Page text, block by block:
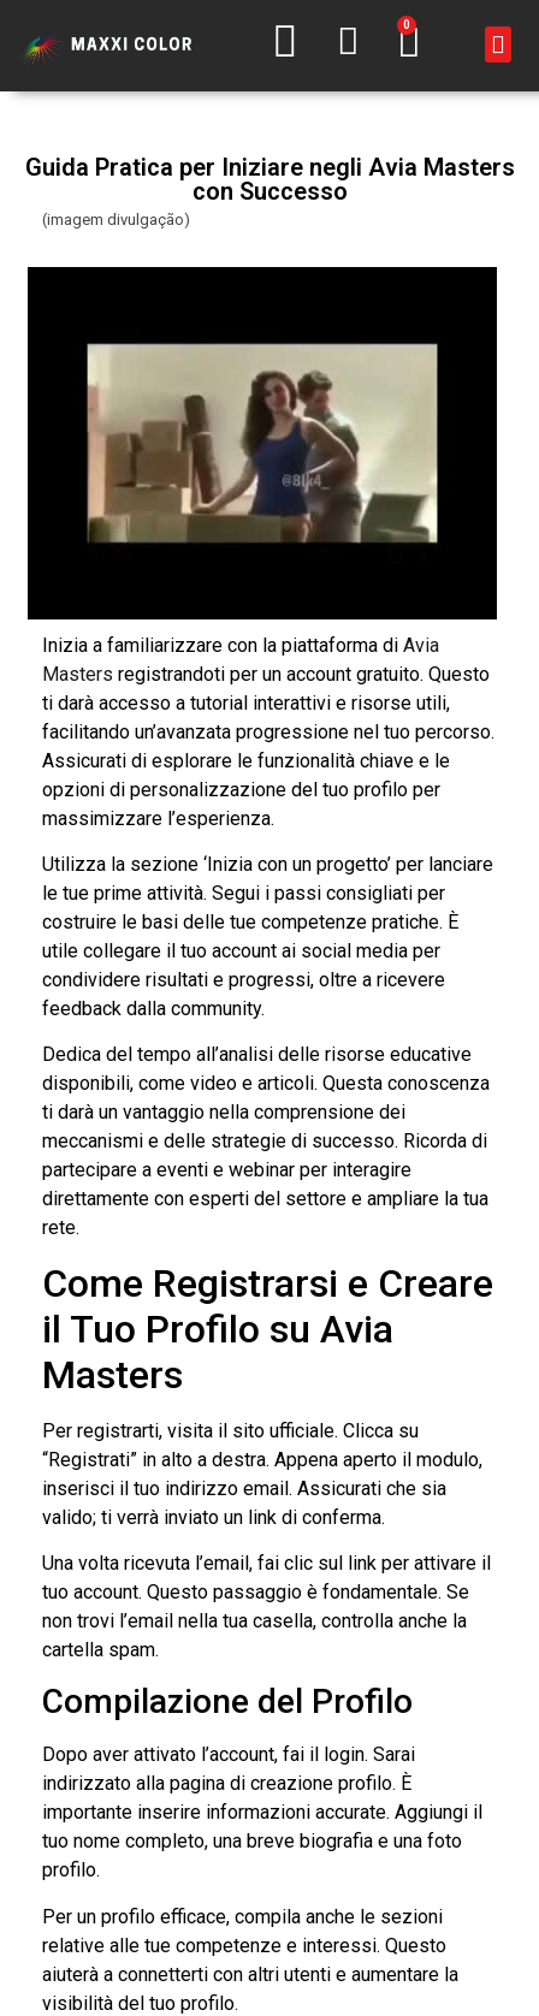
0
Guida Pratica per Iniziare negli Avia Masters
con Successo
(imagem divulgação)
Inizia a familiarizzare con la piattaforma di Avia
Masters registrandoti per un account gratuito. Questo
ti darà accesso a tutorial interattivi e risorse utili,
facilitando un’avanzata progressione nel tuo percorso.
Assicurati di esplorare le funzionalità chiave e le
opzioni di personalizzazione del tuo profilo per
massimizzare l’esperienza.
Utilizza la sezione ‘Inizia con un progetto’ per lanciare
le tue prime attività. Segui i passi consigliati per
costruire le basi delle tue competenze pratiche. È
utile collegare il tuo account ai social media per
condividere risultati e progressi, oltre a ricevere
feedback dalla community.
Dedica del tempo all’analisi delle risorse educative
disponibili, come video e articoli. Questa conoscenza
ti darà un vantaggio nella comprensione dei
meccanismi e delle strategie di successo. Ricorda di
partecipare a eventi e webinar per interagire
direttamente con esperti del settore e ampliare la tua
rete.
Come Registrarsi e Creare
il Tuo Profilo su Avia
Masters
Per registrarti, visita il sito ufficiale. Clicca su
“Registrati” in alto a destra. Appena aperto il modulo,
inserisci il tuo indirizzo email. Assicurati che sia
valido; ti verrà inviato un link di conferma.
Una volta ricevuta l’email, fai clic sul link per attivare il
tuo account. Questo passaggio è fondamentale. Se
non trovi l’email nella tua casella, controlla anche la
cartella spam.
Compilazione del Profilo
Dopo aver attivato l’account, fai il login. Sarai
indirizzato alla pagina di creazione profilo. È
importante inserire informazioni accurate. Aggiungi il
tuo nome completo, una breve biografia e una foto
profilo.
Per un profilo efficace, compila anche le sezioni
relative alle tue competenze e interessi. Questo
aiuterà a connetterti con altri utenti e aumentare la
visibilità del tuo profilo.